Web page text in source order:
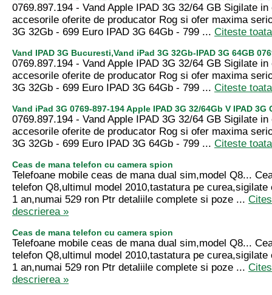
0769.897.194 - Vand Apple IPAD 3G 32/64 GB Sigilate in
accesorile oferite de producator Rog si ofer maxima
3G 32Gb - 699 Euro IPAD 3G 64Gb - 799 ... Citeste
Vand IPAD 3G Bucuresti,Vand iPad 3G 32Gb-IPAD 3G 64GB
0769.897.194 - Vand Apple IPAD 3G 32/64 GB Sigilate in
accesorile oferite de producator Rog si ofer maxima
3G 32Gb - 699 Euro IPAD 3G 64Gb - 799 ... Citeste
Vand iPad 3G 0769-897-194 Apple IPAD 3G 32/64Gb V IPAD 3G
0769.897.194 - Vand Apple IPAD 3G 32/64 GB Sigilate in
accesorile oferite de producator Rog si ofer maxima
3G 32Gb - 699 Euro IPAD 3G 64Gb - 799 ... Citeste
Ceas de mana telefon cu camera spion
Telefoane mobile ceas de mana dual sim,model Q8...
telefon Q8,ultimul model 2010,tastatura pe
1 an,numai 529 ron Ptr detaliile complete si poze ...
descrierea »
Ceas de mana telefon cu camera spion
Telefoane mobile ceas de mana dual sim,model Q8...
telefon Q8,ultimul model 2010,tastatura pe
1 an,numai 529 ron Ptr detaliile complete si poze ...
descrierea »